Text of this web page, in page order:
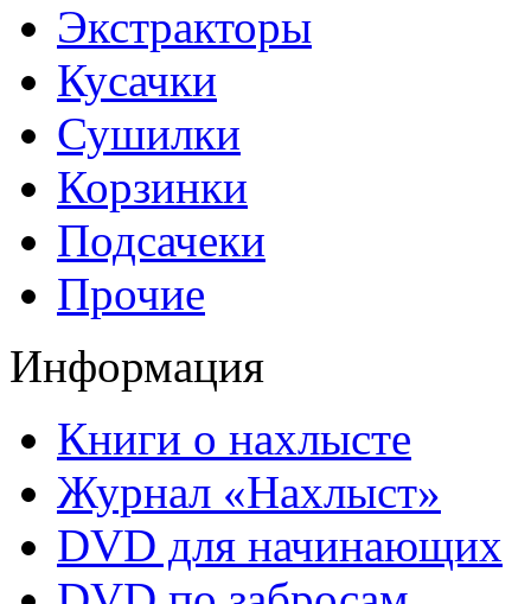
Экстракторы
Кусачки
Сушилки
Корзинки
Подсачеки
Прочие
Информация
Книги о нахлысте
Журнал «Нахлыст»
DVD для начинающих